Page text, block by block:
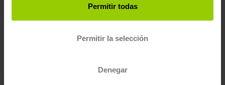
Permitir todas
Permitir la selección
Denegar